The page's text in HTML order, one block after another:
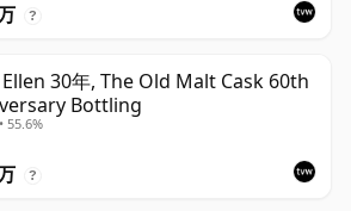
?
30年, The Old Malt Cask 60th
Bottling
55.6%
?